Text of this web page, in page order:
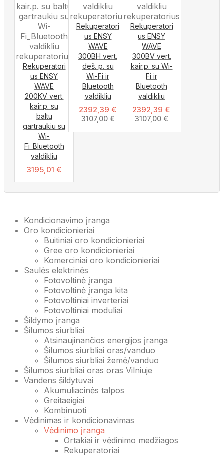
Rekuperatori
us ENSY
WAVE
200KV vert.
kair.p. su
baltu
gartraukiu su
Wi-
Fi_Bluetooth
valdikliu
3195,01 €
Rekuperatori
us ENSY
WAVE
300BH vert.
deš. p. su
Wi-Fi ir
Bluetooth
valdikliu
2392,39 €
3107,00€
Rekuperatori
us ENSY
WAVE
300BV vert.
kair.p. su Wi-
Fi ir
Bluetooth
valdikliu
2392,39 €
3107,00€
Kondicionavimo įranga
Oro kondicionieriai
Buitiniai oro kondicionieriai
Gree oro kondicionieriai
Komerciniai oro kondicionieriai
Saulės elektrinės
Fotovoltinė įranga
Fotovoltinė įranga kita
Fotovoltiniai inverteriai
Fotovoltiniai moduliai
Šildymo įranga
Šilumos siurbliai
Atsinaujinančios energijos įranga
Šilumos siurbliai oras/vanduo
Šilumos siurbliai žemė/vanduo
Šilumos siurbliai oras oras Vilniuje
Vandens šildytuvai
Akumuliacinės talpos
Greitaeigiai
Kombinuoti
Vėdinimas ir kondicionavimas
Vėdinimo įranga
Ortakiai ir vėdinimo medžiagos
Rekuperatoriai